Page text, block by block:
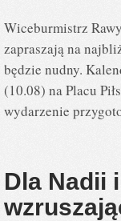
Wiceburmistrz
zapraszają na
będzie nudny.
(10.08) na Placu
wydarzenie
Dla Nadii